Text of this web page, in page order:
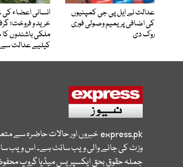
عدالت نے ایل پی جی کمپنیوں
کی اضافی پریمیم وصولی فوری
روک دی
انسانی اعضاء کی
ملکی باشندوں
کیلیے عدالت
express.pkخبروں اور حالات حاضرہ سے
وزٹ کی جانے والی ویب سائٹ ہے۔ اس ویب
جملہ حقوق بحق ایکسپریس میڈیا گروپ